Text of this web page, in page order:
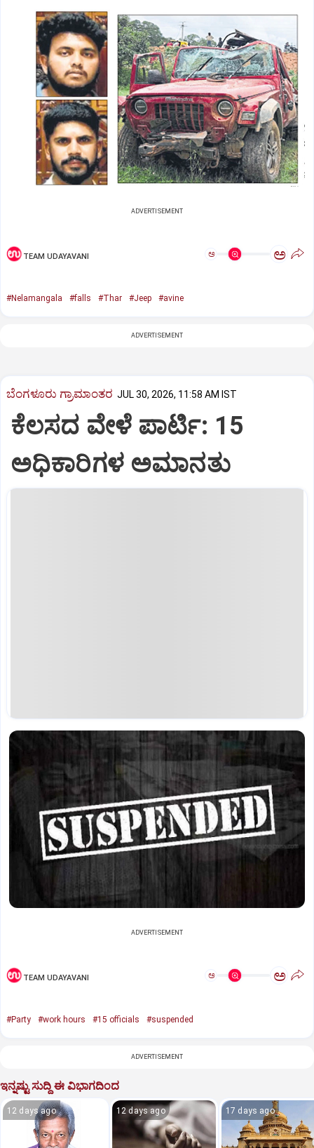
ADVERTISEMENT
TEAM UDAYAVANI ಅ ಅ
#Nelamangala #falls #Thar #Jeep #avine
ADVERTISEMENT
ಬೆಂಗಳೂರು ಗ್ರಾಮಾಂತರ JUL 30, 2026, 11:58 AM IST
ಕೆಲಸದ ವೇಳೆ ಪಾರ್ಟಿ: 15
ಅಧಿಕಾರಿಗಳ ಅಮಾನತು
ADVERTISEMENT
TEAM UDAYAVANI ಅ ಅ
#Party #work hours #15 officials #suspended
ADVERTISEMENT
ಇನ್ನಷ್ಟು ಸುದ್ದಿ ಈ ವಿಭಾಗದಿಂದ
12 days ago 12 days ago 17 days ago